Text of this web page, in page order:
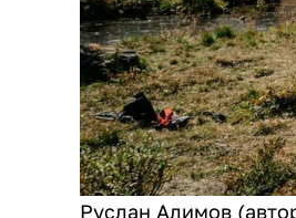
Руслан Алимов